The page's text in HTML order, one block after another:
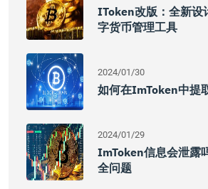
IToken改版：全新设
字货币管理工具
2024/01/30
如何在imToken中提
2024/01/29
ImToken信息会泄露
全问题